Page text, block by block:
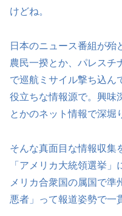
けどね。
日本のニュース番組が殆
農民一揆とか、パレスチ
で巡航ミサイル撃ち込ん
役立ちな情報源で。興味
とかのネット情報で深堀
そんな真面目な情報収集
「アメリカ大統領選挙
メリカ合衆国の属国で準
悪者」って報道姿勢で一